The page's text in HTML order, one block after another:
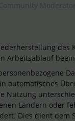
des
Arbeitsablauf
automatisches
Nutzung
Ländern oder
Dies dient dem